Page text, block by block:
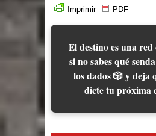
Imprimir
PDF
El destino es una
si no sabes qué
los dados 🎲 y deja
dicte tu próxima